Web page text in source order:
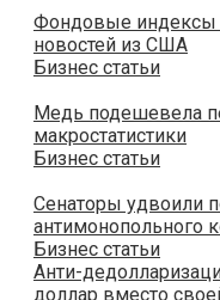
Фондовые индексы
новостей из США
Бизнес статьи
Медь подешевела
макростатистики
Бизнес статьи
Сенаторы удвоили
антимонопольного
Бизнес статьи
Анти-
доллар вместо